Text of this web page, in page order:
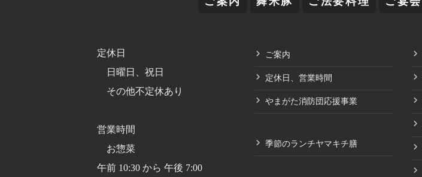
定休日
日曜日、祝日
その他不定休あり
営業時間
お惣菜
午前 10:30 から 午後 7:00
ご案内
定休日、営業時間
やまがた消防団応援事業
季節のランチヤマキチ膳